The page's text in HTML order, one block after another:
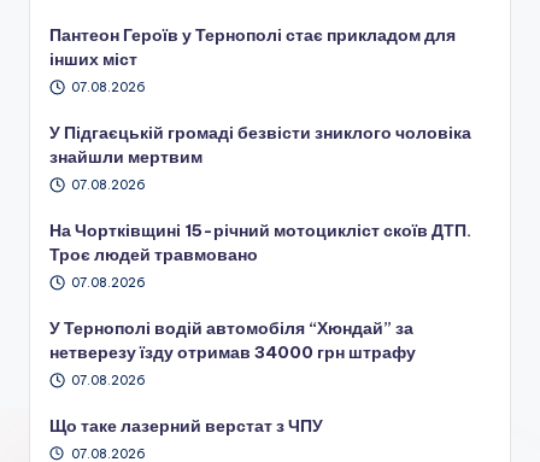
Пантеон Героїв у Тернополі стає прикладом для
інших міст
07.08.2026
У Підгаєцькій громаді безвісти зниклого чоловіка
знайшли мертвим
07.08.2026
На Чортківщині 15-річний мотоцикліст скоїв ДТП.
Троє людей травмовано
07.08.2026
У Тернополі водій автомобіля “Хюндай” за
нетверезу їзду отримав 34000 грн штрафу
07.08.2026
Що таке лазерний верстат з ЧПУ
07.08.2026